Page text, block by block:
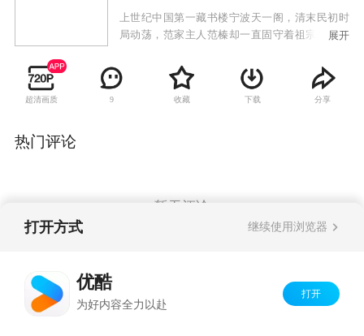
上世纪中国第一藏书楼宁波天一阁，清末民初时
局动荡，范家主人范榛却一直固守着祖宗留下的
他喜欢上了父亲老友林正公的女儿林若云，两人
相约私奔，却被家人发现，若云溺水身亡，叔涵
流落江湖，遇到了与若云长得一样的混血姑娘明
展开
超清画质 9 收藏 下载 分享
热门评论
暂无评论
打开方式 继续使用浏览器
优酷
为好内容全力以赴
打开